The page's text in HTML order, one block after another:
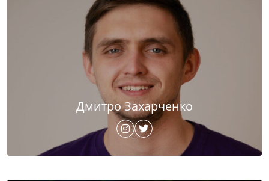
Дмитро Захарченко